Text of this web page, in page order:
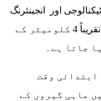
اور انجینئرنگ
کا استعمال کیا۔ اس ٹیکنالوجی کے ذریعے تقریباً 4 کلومیٹر کے
جاتا ہے۔
ابتدائی وقت
ماہی گیروں کے